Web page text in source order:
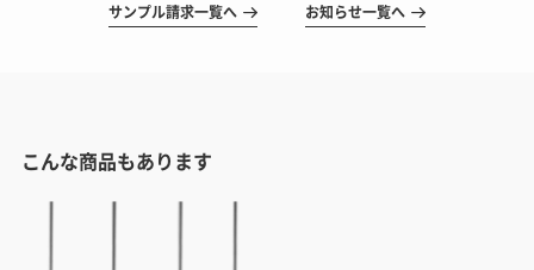
サンプル請求一覧へ お知らせ一覧へ
こんな商品もあります